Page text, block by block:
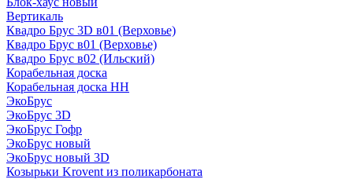
Вертикаль
Квадро Брус 3D в01 (Верховье)
Квадро Брус в01 (Верховье)
Квадро Брус в02 (Ильский)
Корабельная доска
Корабельная доска НН
ЭкоБрус
ЭкоБрус 3D
ЭкоБрус Гофр
ЭкоБрус новый
ЭкоБрус новый 3D
Козырьки Krovent из поликарбоната